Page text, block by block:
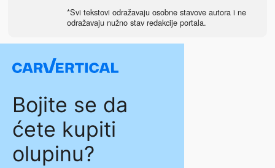
*Svi tekstovi odražavaju osobne stavove autora i ne
odražavaju nužno stav redakcije portala.